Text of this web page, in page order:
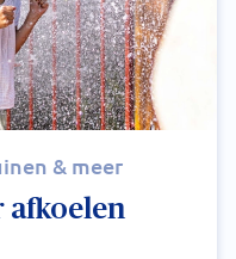
& meer
afkoelen